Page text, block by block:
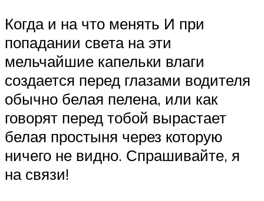
Когда и на что менять И при
попадании света на эти
мельчайшие капельки влаги
создается перед глазами водителя
обычно белая пелена, или как
говорят перед тобой вырастает
белая простыня через которую
ничего не видно. Спрашивайте, я
на связи!